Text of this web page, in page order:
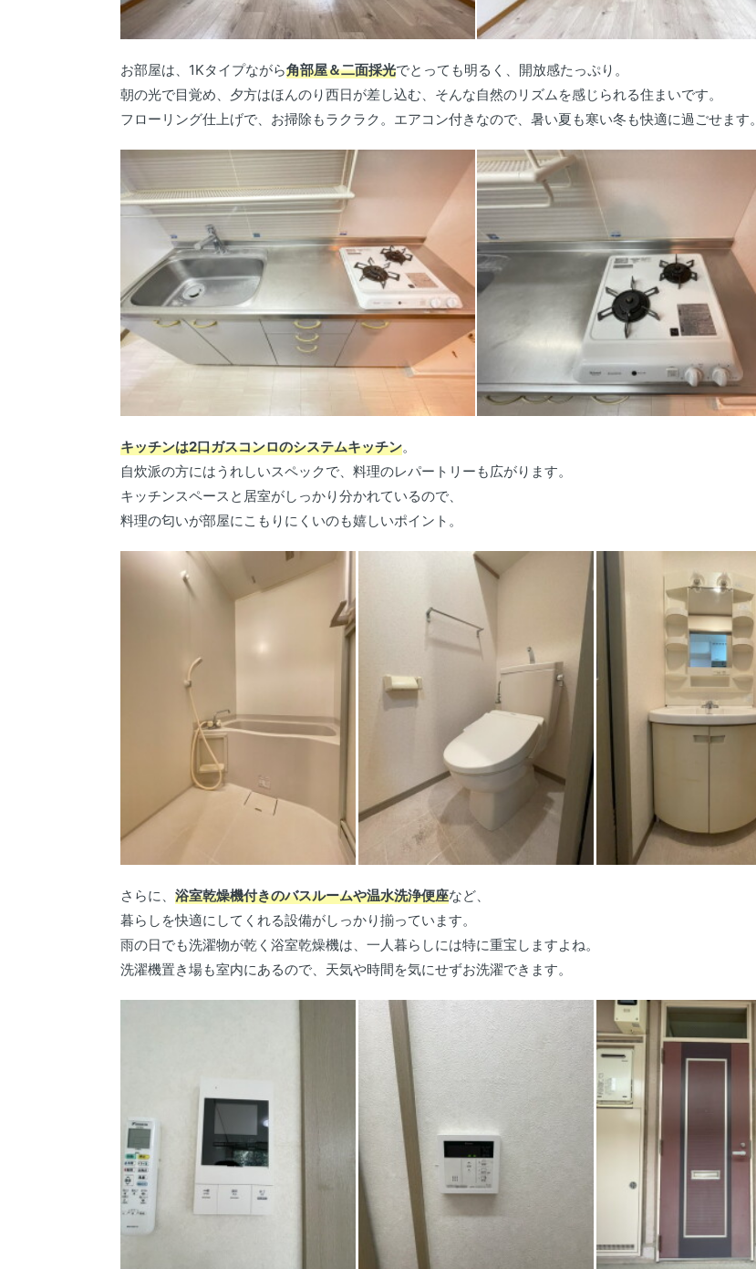
お部屋は、1Kタイプながら角部屋＆二面採光でとっても明るく、開放感たっぷり。
朝の光で目覚め、夕方はほんのり西日が差し込む、そんな自然のリズムを感じられる住まいです。
フローリング仕上げで、お掃除もラクラク。エアコン付きなので、暑い夏も寒い冬も快適に過ごせます。
キッチンは2口ガスコンロのシステムキッチン。
自炊派の方にはうれしいスペックで、料理のレパートリーも広がります。
キッチンスペースと居室がしっかり分かれているので、
料理の匂いが部屋にこもりにくいのも嬉しいポイント。
さらに、 浴室乾燥機付きのバスルームや温水洗浄便座など、
暮らしを快適にしてくれる設備がしっかり揃っています。
雨の日でも洗濯物が乾く浴室乾燥機は、一人暮らしには特に重宝しますよね。
洗濯機置き場も室内にあるので、天気や時間を気にせずお洗濯できます。